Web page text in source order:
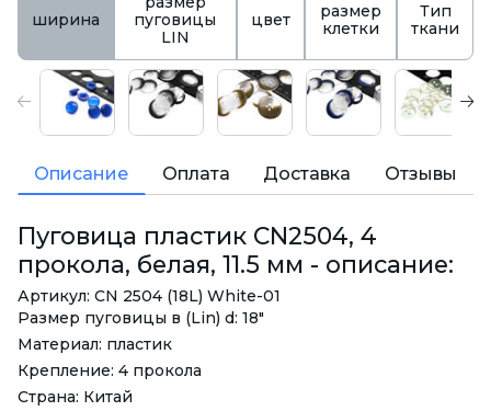
ширина
пуговицы
LIN
цвет
размер
клетки
Тип
ткани
Описание Оплата Доставка Отзывы
Пуговица пластик CN2504, 4
прокола, белая, 11.5 мм - описание:
Артикул: CN 2504 (18L) White-01
Размер пуговицы в (Lin) d: 18"
Материал: пластик
Крепление: 4 прокола
Страна: Китай